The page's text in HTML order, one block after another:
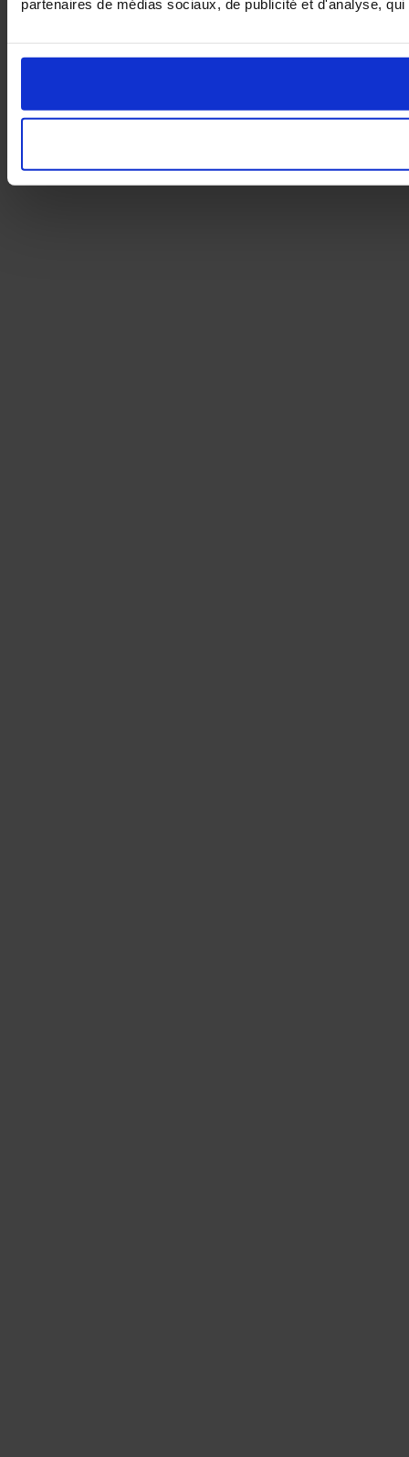
partenaires de médias sociaux, de publicité et d'analyse,